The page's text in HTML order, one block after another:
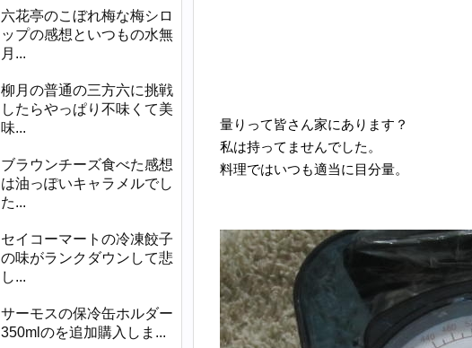
量りって皆さん家にあります？
私は持ってませんでした。
料理ではいつも適当に目分量。
六花亭のこぼれ梅な梅シロ
ップの感想といつもの水無
月...
柳月の普通の三方六に挑戦
したらやっぱり不味くて美
味...
ブラウンチーズ食べた感想
は油っぽいキャラメルでし
た...
セイコーマートの冷凍餃子
の味がランクダウンして悲
し...
サーモスの保冷缶ホルダー
350mlのを追加購入しま...